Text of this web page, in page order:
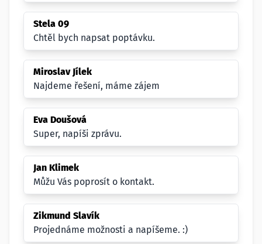
Stela 09
Chtěl bych napsat poptávku.
Miroslav Jílek
Najdeme řešení, máme zájem
Eva Doušová
Super, napíši zprávu.
Jan Klimek
Můžu Vás poprosít o kontakt.
Zikmund Slavík
Projednáme možnosti a napíšeme. :)